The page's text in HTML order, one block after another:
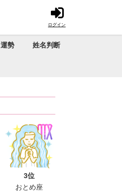
ログイン
運勢 姓名判断
3位
おとめ座